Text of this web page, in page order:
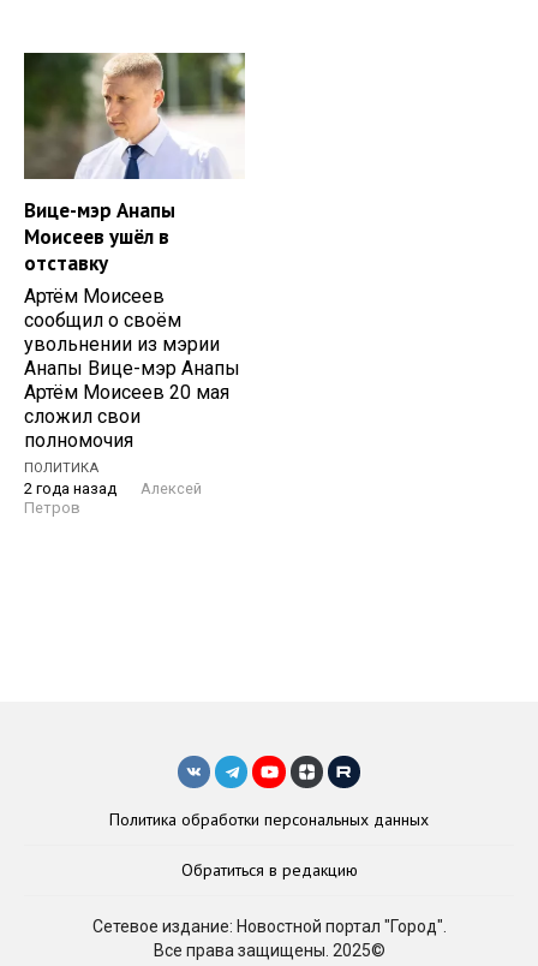
Вице-мэр Анапы
Моисеев ушёл в
отставку
Артём Моисеев
сообщил о своём
увольнении из мэрии
Анапы Вице-мэр Анапы
Артём Моисеев 20 мая
сложил свои
полномочия
ПОЛИТИКА
2 года назад
Алексей
Петров
Политика обработки персональных данных
Обратиться в редакцию
Сетевое издание: Новостной портал "Город".
Все права защищены. 2025©